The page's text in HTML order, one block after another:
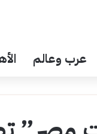
عرب وعالم